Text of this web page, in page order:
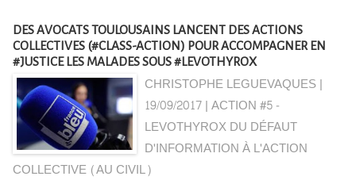
DES AVOCATS TOULOUSAINS LANCENT DES ACTIONS
COLLECTIVES (#CLASS-ACTION) POUR ACCOMPAGNER EN
#JUSTICE LES MALADES SOUS #LEVOTHYROX
CHRISTOPHE LEGUEVAQUES |
19/09/2017|ACTION #5 -
LEVOTHYROX DU DÉFAUT
D'INFORMATION À L'ACTION
COLLECTIVE (AU CIVIL)